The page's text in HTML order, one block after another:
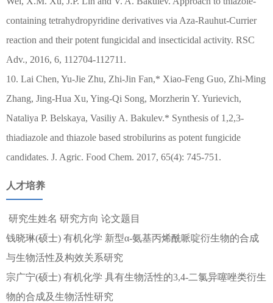
containing tetrahydropyridine derivatives via Aza-Rauhut-Currier
reaction and their potent fungicidal and insecticidal activity. RSC
Adv., 2016, 6, 112704-112711.
10. Lai Chen, Yu-Jie Zhu, Zhi-Jin Fan,* Xiao-Feng Guo, Zhi-Ming
Zhang, Jing-Hua Xu, Ying-Qi Song, Morzherin Y. Yurievich,
Nataliya P. Belskaya, Vasiliy A. Bakulev.* Synthesis of 1,2,3-
thiadiazole and thiazole based strobilurins as potent fungicide
candidates. J. Agric. Food Chem. 2017, 65(4): 745-751.
人才培养
研究生姓名 研究方向 论文题目
钱晓琳(硕士) 有机化学 新型α-氨基丙烯酰哌啶衍生物的合成
与生物活性及构效关系研究
宗广宁(硕士) 有机化学 具有生物活性的3,4-二氯异噻唑类衍生
物的合成及生物活性研究